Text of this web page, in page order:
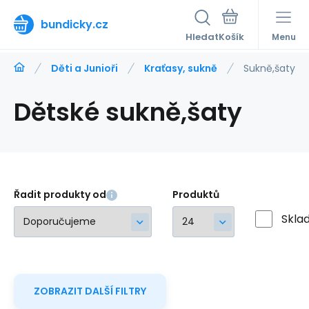
bundicky.cz
Hledat Menu
Děti a Junioři Kraťasy, sukně Sukně,šaty
Dětské sukně,šaty
Řadit produkty od Produktů
ZOBRAZIT DALŠÍ FILTRY